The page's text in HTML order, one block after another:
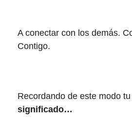
A conectar con los demás.
Contigo.
Recordando de este modo
significado…